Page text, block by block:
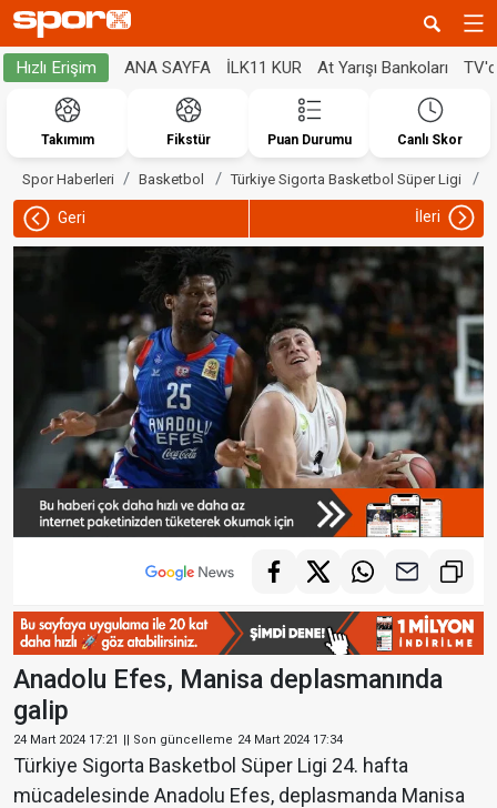
Hızlı Erişim ANA SAYFA İLK11 KUR At Yarışı Bankoları
Takımım Fikstür Puan Durumu Canlı Skor
Spor Haberleri Basketbol Türkiye Sigorta Basketbol Süper Ligi
Geri İleri
Anadolu Efes, Manisa deplasmanında
galip
24 Mart 2024 17:21 || Son güncelleme 24 Mart 2024 17:34
Türkiye Sigorta Basketbol Süper Ligi 24. hafta
mücadelesinde Anadolu Efes, deplasmanda Manisa